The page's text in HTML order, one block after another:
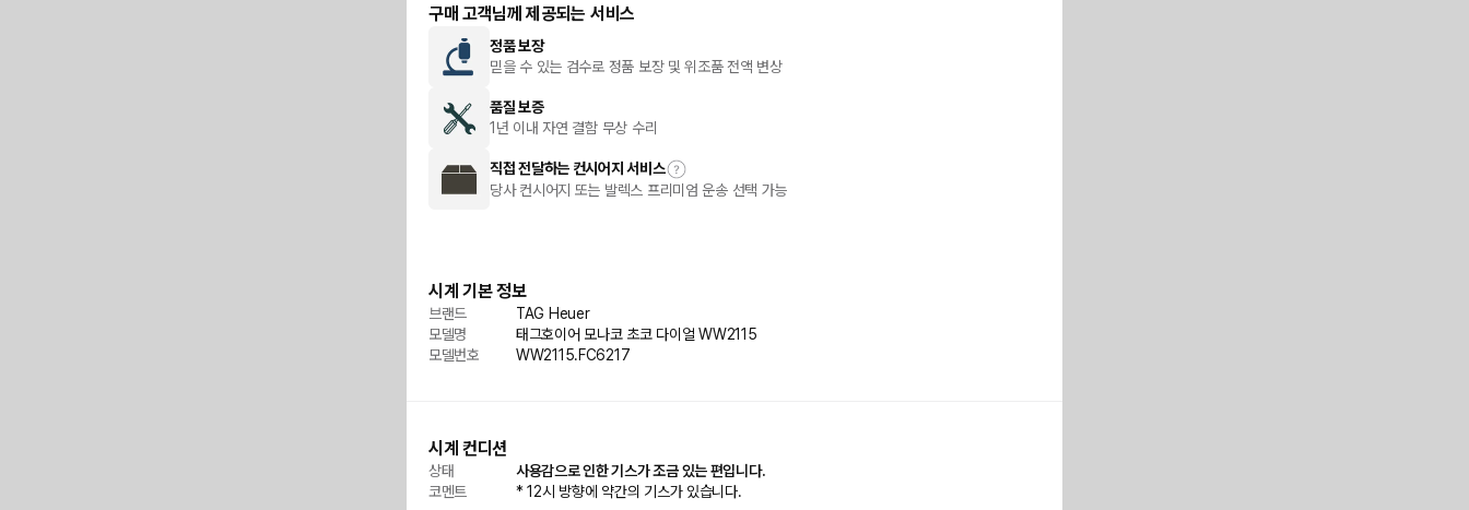
구매 고객님께 제공되는 서비스
정품 보장
믿을 수 있는 검수로 정품 보장 및 위조품 전액 변상
품질 보증
1년 이내 자연 결함 무상 수리
직접 전달하는 컨시어지 서비스
당사 컨시어지 또는 발렉스 프리미엄 운송 선택 가능
시계 기본 정보
브랜드
TAG Heuer
모델명
태그호이어 모나코 초코 다이얼 WW2115
모델번호
WW2115.FC6217
시계 컨디션
상태
사용감으로 인한 기스가 조금 있는 편입니다.
코멘트
* 12시 방향에 약간의 기스가 있습니다.